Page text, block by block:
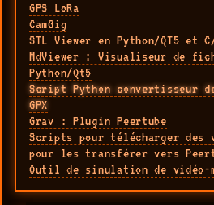
GPS LoRa
CamGig
STL Viewer en Python/QT5 et C/
MdViewer : Visualiseur de
Python/Qt5
Script Python convertisseur
GPX
Grav : Plugin Peertube
Scripts pour télécharger des
pour les transférer vers
Outil de simulation de vidéo-